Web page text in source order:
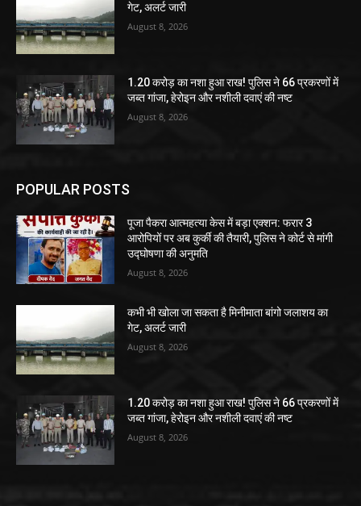
गेट, अलर्ट जारी
August 8, 2026
1.20 करोड़ का नशा हुआ राख! पुलिस ने 66 प्रकरणों में
जब्त गांजा, हेरोइन और नशीली दवाएं की नष्ट
August 8, 2026
POPULAR POSTS
पूजा पैकरा आत्महत्या केस में बड़ा एक्शन: फरार 3
आरोपियों पर अब कुर्की की तैयारी, पुलिस ने कोर्ट से मांगी
उद्घोषणा की अनुमति
August 8, 2026
कभी भी खोला जा सकता है मिनीमाता बांगो जलाशय का
गेट, अलर्ट जारी
August 8, 2026
1.20 करोड़ का नशा हुआ राख! पुलिस ने 66 प्रकरणों में
जब्त गांजा, हेरोइन और नशीली दवाएं की नष्ट
August 8, 2026